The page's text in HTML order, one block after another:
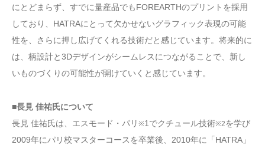
にとどまらず、すでに量産品でもFOREARTHのプリントを採用
しており、HATRAにとって欠かせないグラフィック表現の可能
性を、さらに押し広げてくれる技術だと感じています。将来的に
は、柄設計と3Dデザインがシームレスにつながることで、新し
いものづくりの可能性が開けていくと感じています。
■長見 佳祐氏について
長見 佳祐氏は、エスモード・パリ ※1でクチュール技術※2を学び
2009年にパリ校マスターコースを卒業後、2010年に「HATRA」